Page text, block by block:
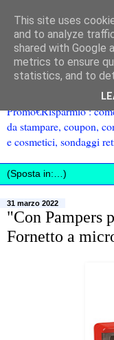
Promo€Risparmio :
da stampare, coupon,
e cosmetici, sondaggi
31 marzo 2022
"Con Pampers
Fornetto a
This site uses
and to analyze
shared with Google
metrics to ensure
statistics, and to